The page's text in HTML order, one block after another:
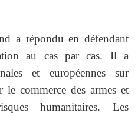
a répondu en défendant
au cas par cas. Il a
et européennes sur
commerce des armes et
humanitaires. Les